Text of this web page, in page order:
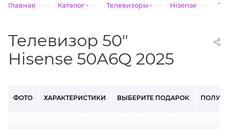
Телевизор 50"
Hisense 50A6Q 2025
Главная — Каталог — Телевизоры — Hisense —
ФОТО ХАРАКТЕРИСТИКИ ВЫБЕРИТЕ ПОДАРОК